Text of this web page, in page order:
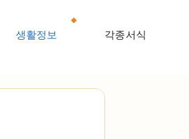
생활정보 각종서식